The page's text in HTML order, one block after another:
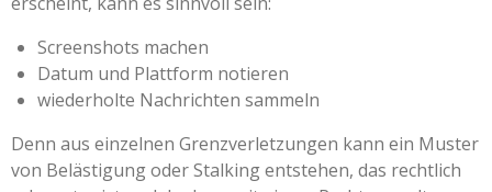
Screenshots machen
Datum und Plattform notieren
wiederholte Nachrichten sammeln
Denn aus einzelnen Grenzverletzungen kann ein Muster
von Belästigung oder Stalking entstehen, das rechtlich